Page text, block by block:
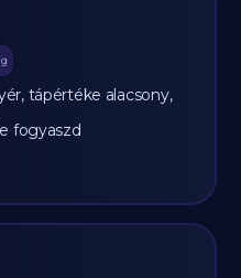
g
tápértéke alacsony,
fogyaszd